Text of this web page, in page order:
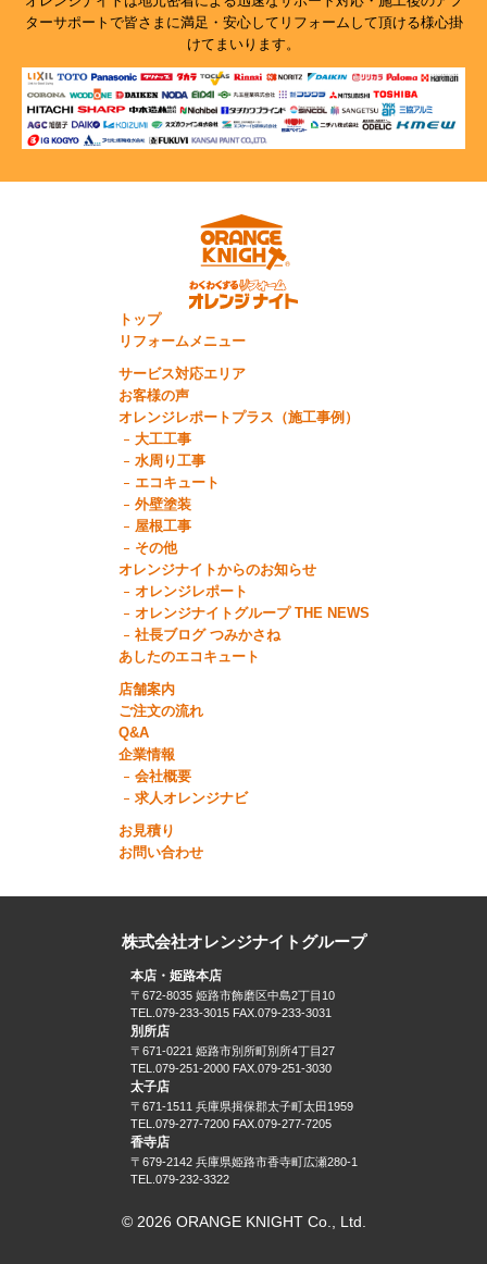
ターサポートで皆さまに満足・安心してリフォームして頂ける様心掛
けてまいります。
トップ
リフォームメニュー
サービス対応エリア
お客様の声
オレンジレポートプラス（施工事例）
大工工事
水周り工事
エコキュート
外壁塗装
屋根工事
その他
オレンジナイトからのお知らせ
オレンジレポート
オレンジナイトグループ THE NEWS
社長ブログ つみかさね
あしたのエコキュート
店舗案内
ご注文の流れ
Q&A
企業情報
会社概要
求人オレンジナビ
お見積り
お問い合わせ
株式会社オレンジナイトグループ
本店・姫路本店
〒672-8035 姫路市飾磨区中島2丁目10
TEL.079-233-3015 FAX.079-233-3031
別所店
〒671-0221 姫路市別所町別所4丁目27
TEL.079-251-2000 FAX.079-251-3030
太子店
〒671-1511 兵庫県揖保郡太子町太田1959
TEL.079-277-7200 FAX.079-277-7205
香寺店
〒679-2142 兵庫県姫路市香寺町広瀬280-1
TEL.079-232-3322
© 2026 ORANGE KNIGHT Co., Ltd.